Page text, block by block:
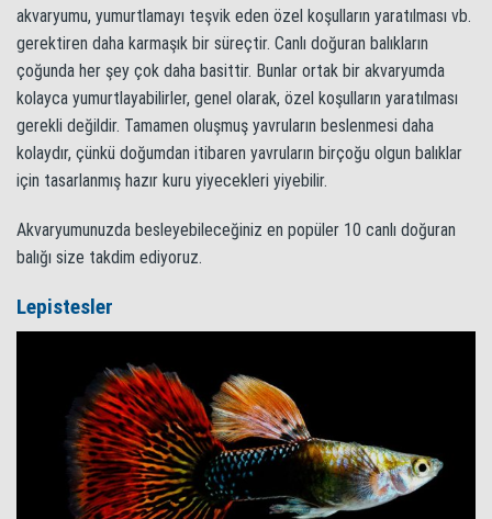
akvaryumu, yumurtlamayı teşvik eden özel koşulların yaratılması vb.
gerektiren daha karmaşık bir süreçtir. Canlı doğuran balıkların
çoğunda her şey çok daha basittir. Bunlar ortak bir akvaryumda
kolayca yumurtlayabilirler, genel olarak, özel koşulların yaratılması
gerekli değildir. Tamamen oluşmuş yavruların beslenmesi daha
kolaydır, çünkü doğumdan itibaren yavruların birçoğu olgun balıklar
için tasarlanmış hazır kuru yiyecekleri yiyebilir.
Akvaryumunuzda besleyebileceğiniz en popüler 10 canlı doğuran
balığı size takdim ediyoruz.
Lepistesler